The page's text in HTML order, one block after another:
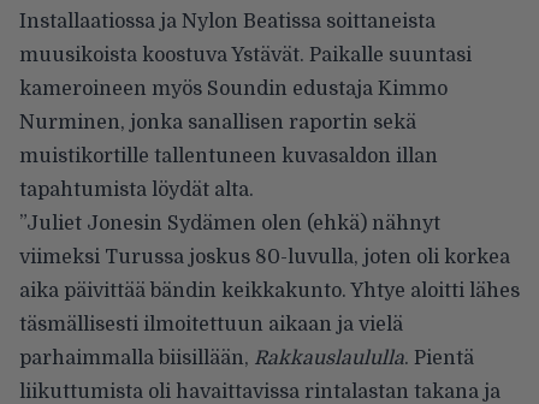
Installaatiossa ja Nylon Beatissa soittaneista
muusikoista koostuva Ystävät. Paikalle suuntasi
kameroineen myös Soundin edustaja Kimmo
Nurminen, jonka sanallisen raportin sekä
muistikortille tallentuneen kuvasaldon illan
tapahtumista löydät alta.
”Juliet Jonesin Sydämen olen (ehkä) nähnyt
viimeksi Turussa joskus 80-luvulla, joten oli korkea
aika päivittää bändin keikkakunto. Yhtye aloitti lähes
täsmällisesti ilmoitettuun aikaan ja vielä
parhaimmalla biisillään, Rakkauslaululla. Pientä
liikuttumista oli havaittavissa rintalastan takana ja